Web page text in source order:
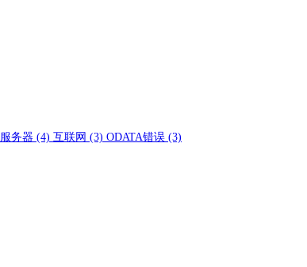
服务器 (4) 互联网 (3) ODATA错误 (3)